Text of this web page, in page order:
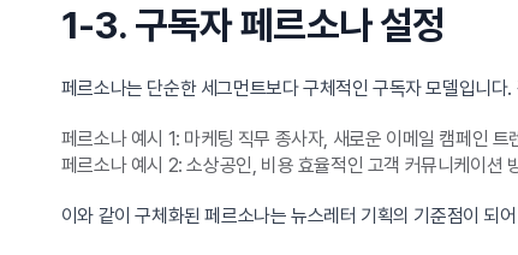
1-3. 구독자 페르소나 설정
페르소나는 단순한 세그먼트보다 구체적인 구독자 모델입니
페르소나 예시 1: 마케팅 직무 종사자, 새로운 이메일 캠페인 트
페르소나 예시 2: 소상공인, 비용 효율적인 고객 커뮤니케이션
이와 같이 구체화된 페르소나는 뉴스레터 기획의 기준점이 되